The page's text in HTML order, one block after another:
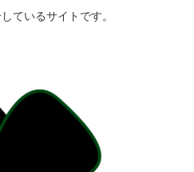
ているサイトです。